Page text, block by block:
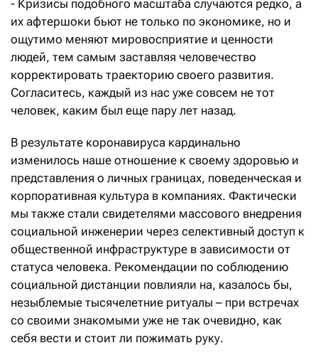
- Кризисы подобного масштаба случаются редко, а
их афтершоки бьют не только по экономике, но и
ощутимо меняют мировосприятие и ценности
людей, тем самым заставляя человечество
корректировать траекторию своего развития.
Согласитесь, каждый из нас уже совсем не тот
человек, каким был еще пару лет назад.
В результате коронавируса кардинально
изменилось наше отношение к своему здоровью и
представления о личных границах, поведенческая и
корпоративная культура в компаниях. Фактически
мы также стали свидетелями массового внедрения
социальной инженерии через селективный доступ к
общественной инфраструктуре в зависимости от
статуса человека. Рекомендации по соблюдению
социальной дистанции повлияли на, казалось бы,
незыблемые тысячелетние ритуалы – при встречах
со своими знакомыми уже не так очевидно, как
себя вести и стоит ли пожимать руку.